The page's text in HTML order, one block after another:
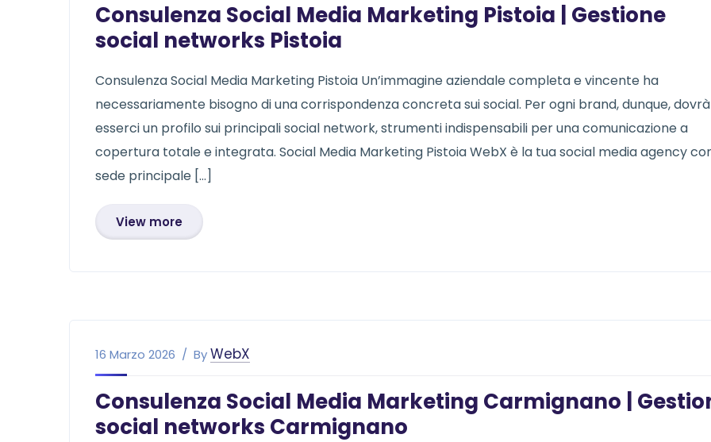
Consulenza Social Media Marketing Pistoia | Gestione
social networks Pistoia
Consulenza Social Media Marketing Pistoia Un’immagine aziendale completa e vincente ha
necessariamente bisogno di una corrispondenza concreta sui social. Per ogni brand, dunque, dovrà
esserci un profilo sui principali social network, strumenti indispensabili per una comunicazione a
copertura totale e integrata. Social Media Marketing Pistoia WebX è la tua social media agency
sede principale […]
View more
16 Marzo 2026 ByWebX
Consulenza Social Media Marketing Carmignano |
social networks Carmignano